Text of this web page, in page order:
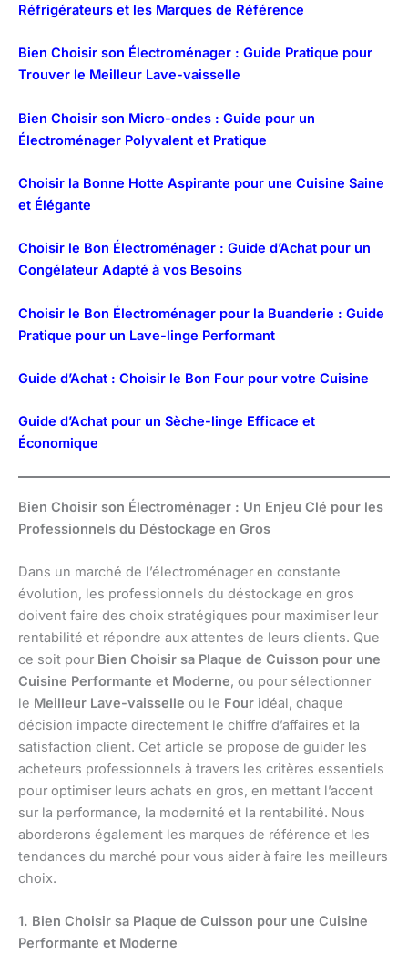
Réfrigérateurs et les Marques de Référence
Bien Choisir son Électroménager : Guide Pratique pour
Trouver le Meilleur Lave-vaisselle
Bien Choisir son Micro-ondes : Guide pour un
Électroménager Polyvalent et Pratique
Choisir la Bonne Hotte Aspirante pour une Cuisine Saine
et Élégante
Choisir le Bon Électroménager : Guide d’Achat pour un
Congélateur Adapté à vos Besoins
Choisir le Bon Électroménager pour la Buanderie : Guide
Pratique pour un Lave-linge Performant
Guide d’Achat : Choisir le Bon Four pour votre Cuisine
Guide d’Achat pour un Sèche-linge Efficace et
Économique
Bien Choisir son Électroménager : Un Enjeu Clé pour les
Professionnels du Déstockage en Gros
Dans un marché de l’électroménager en constante
évolution, les professionnels du déstockage en gros
doivent faire des choix stratégiques pour maximiser leur
rentabilité et répondre aux attentes de leurs clients. Que
ce soit pour Bien Choisir sa Plaque de Cuisson pour une
Cuisine Performante et Moderne, ou pour sélectionner
le Meilleur Lave-vaisselle ou le Four idéal, chaque
décision impacte directement le chiffre d’affaires et la
satisfaction client. Cet article se propose de guider les
acheteurs professionnels à travers les critères essentiels
pour optimiser leurs achats en gros, en mettant l’accent
sur la performance, la modernité et la rentabilité. Nous
aborderons également les marques de référence et les
tendances du marché pour vous aider à faire les meilleurs
choix.
1. Bien Choisir sa Plaque de Cuisson pour une Cuisine
Performante et Moderne